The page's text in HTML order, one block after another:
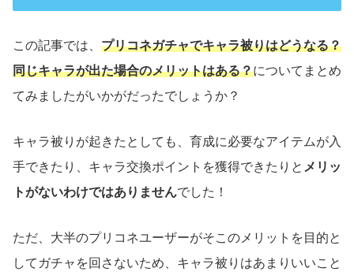
この記事では、 プリコネガチャでキャラ被りはどうなる？
同じキャラが出た場合のメリットはある？についてまとめ
てみましたがいかがだったでしょうか？
キャラ被りが起きたとしても、育成に必要なアイテムが入
手できたり、キャラ交換ポイントを獲得できたりと メリッ
トがないわけではありませんでした！
ただ、大半のプリコネユーザーがそこのメリットを目的と
してガチャを回さないため、キャラ被りはあまりいいこと